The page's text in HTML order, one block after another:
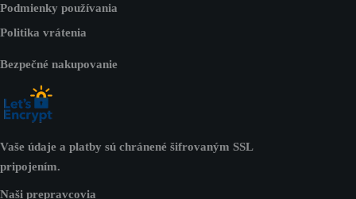
Podmienky používania
Politika vrátenia
Bezpečné nakupovanie
Vaše údaje a platby sú chránené šifrovaným SSL
pripojením.
Naši prepravcovia